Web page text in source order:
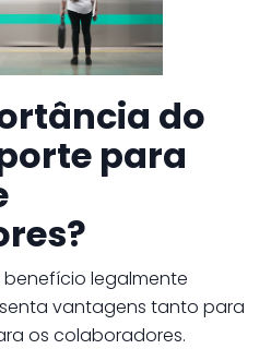
do
para
legalmente
vantagens tanto para
os colaboradores.